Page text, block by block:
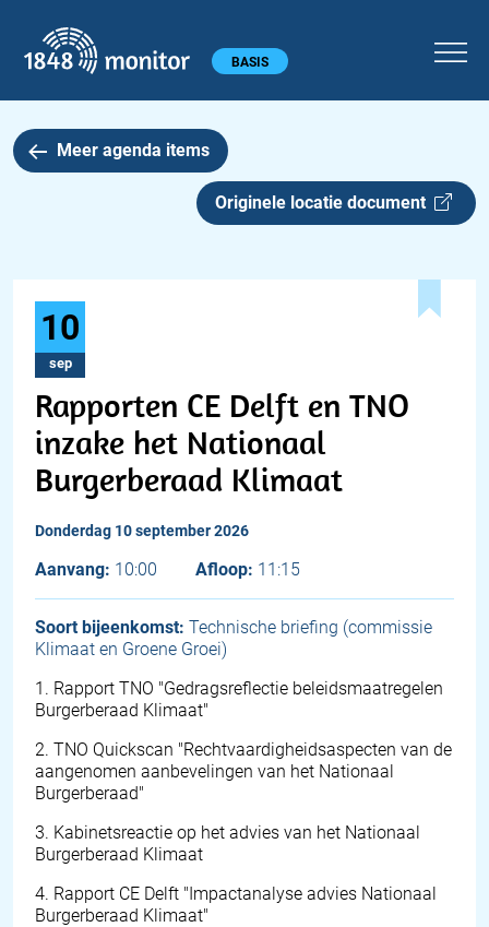
Hoofdmenu BASIS
Meer agenda items
Originele locatie document
10
sep
Rapporten CE Delft en TNO
inzake het Nationaal
Burgerberaad Klimaat
donderdag 10 september 2026
Aanvang: 10:00 Afloop: 11:15
Soort bijeenkomst: Technische briefing (commissie
Klimaat en Groene Groei)
1 . Rapport TNO "Gedragsreflectie beleidsmaatregelen
Burgerberaad Klimaat"
2. TNO Quickscan "Rechtvaardigheidsaspecten van de
aangenomen aanbevelingen van het Nationaal
Burgerberaad"
3. Kabinetsreactie op het advies van het Nationaal
Burgerberaad Klimaat
4. Rapport CE Delft "Impactanalyse advies Nationaal
Burgerberaad Klimaat"